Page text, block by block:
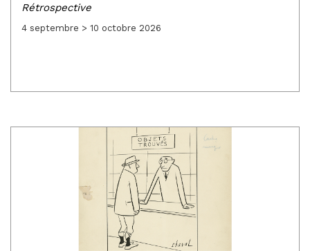
Rétrospective
4 septembre > 10 octobre 2026